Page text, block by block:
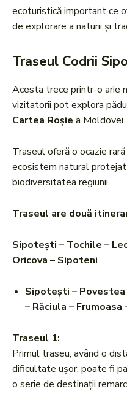
ecoturistică important ce
de explorare a naturii și
Traseul Codrii
Acesta trece printr-o arie
vizitatorii pot explora
Cartea Roșie a Moldovei.
Traseul oferă o ocazie
ecosistem natural
biodiversitatea regiunii​.
Traseul are două
Sipotești – Tochile –
Oricova – Sipoteni
Sipotești – Povestea
– Răciula –
Traseul 1:
Primul traseu, având o
dificultate ușor, poate fi
o serie de destinații